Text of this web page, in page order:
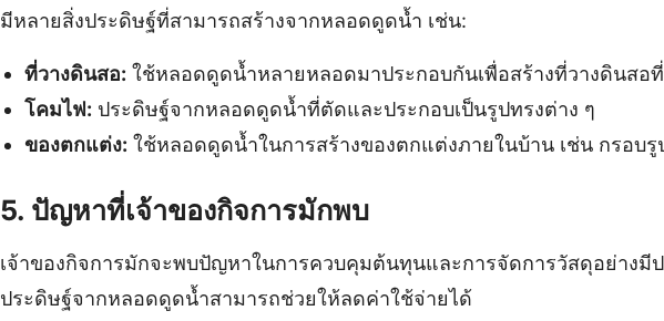
มีหลายสิ่งประดิษฐ์ที่สามารถสร้างจากหลอดดูดน้ำ เช่น:
ที่วางดินสอ: ใช้หลอดดูดน้ำหลายหลอดมาประกอบกันเพื่อสร้างที่วางดินสอ
โคมไฟ: ประดิษฐ์จากหลอดดูดน้ำที่ตัดและประกอบเป็นรูปทรงต่าง ๆ
ของตกแต่ง: ใช้หลอดดูดน้ำในการสร้างของตกแต่งภายในบ้าน เช่น กรอบรู
5. ปัญหาที่เจ้าของกิจการมักพบ
เจ้าของกิจการมักจะพบปัญหาในการควบคุมต้นทุนและการจัดการวัสดุอย่างมี
ประดิษฐ์จากหลอดดูดน้ำสามารถช่วยให้ลดค่าใช้จ่ายได้